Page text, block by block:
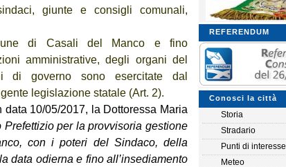
REFERENDUM
Conosci la città
Storia
Stradario
Punti di interesse
Meteo
giunte e consigli comunali,
di Casali del Manco e fino
amministrative, degli organi del
di governo sono esercitate dal
legislazione statale (Art. 2).
10/05/2017, la Dottoressa Maria
Prefettizio per la provvisoria gestione
con i poteri del Sindaco, della
data odierna e fino all’insediamento